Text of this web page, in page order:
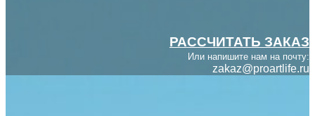
РАССЧИТАТЬ ЗАКАЗ
Или напишите нам на почту:
zakaz@proartlife.ru